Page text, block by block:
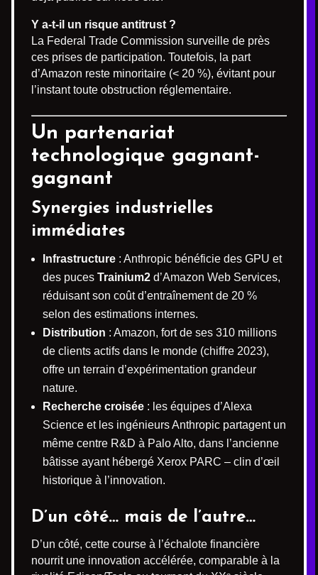
Y a-t-il un risque antitrust ?
La Federal Trade Commission surveille de près
ces prises de participation. Toutefois, la part
d’Amazon reste minoritaire (< 20 %), évitant pour
l’instant toute obstruction réglementaire.
Un partenariat
technologique gagnant-
gagnant
Synergies industrielles
immédiates
Infrastructure : Anthropic bénéficie des GPU et
des puces Trainium2 d’Amazon Web Services,
réduisant son coût d’entraînement de 20 %
selon des estimations internes.
Distribution : Amazon, fort de ses 310 millions
de clients actifs dans le monde (chiffre 2023),
offre un terrain d’expérimentation grandeur
nature.
Recherche croisée : les équipes d’Alexa
Science et les ingénieurs Anthropic partagent un
même centre R&D à Palo Alto, dans l’ancienne
bâtisse ayant hébergé Xerox PARC – clin d’œil
historique à l’innovation.
D’un côté… mais de l’autre…
D’un côté, cette course à l’échalote financière
nourrit une innovation accélérée, comparable à la